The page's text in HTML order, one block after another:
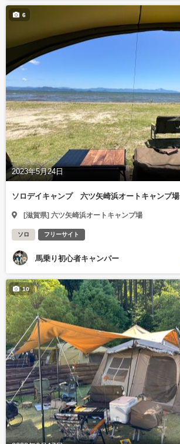
2023年5月24日
6
ソロデイキャンプ 六ツ矢崎浜オートキャンプ場
[滋賀県] 六ツ矢崎浜オートキャンプ場
ソロ フリーサイト
馬乗り初心者キャンパー
10